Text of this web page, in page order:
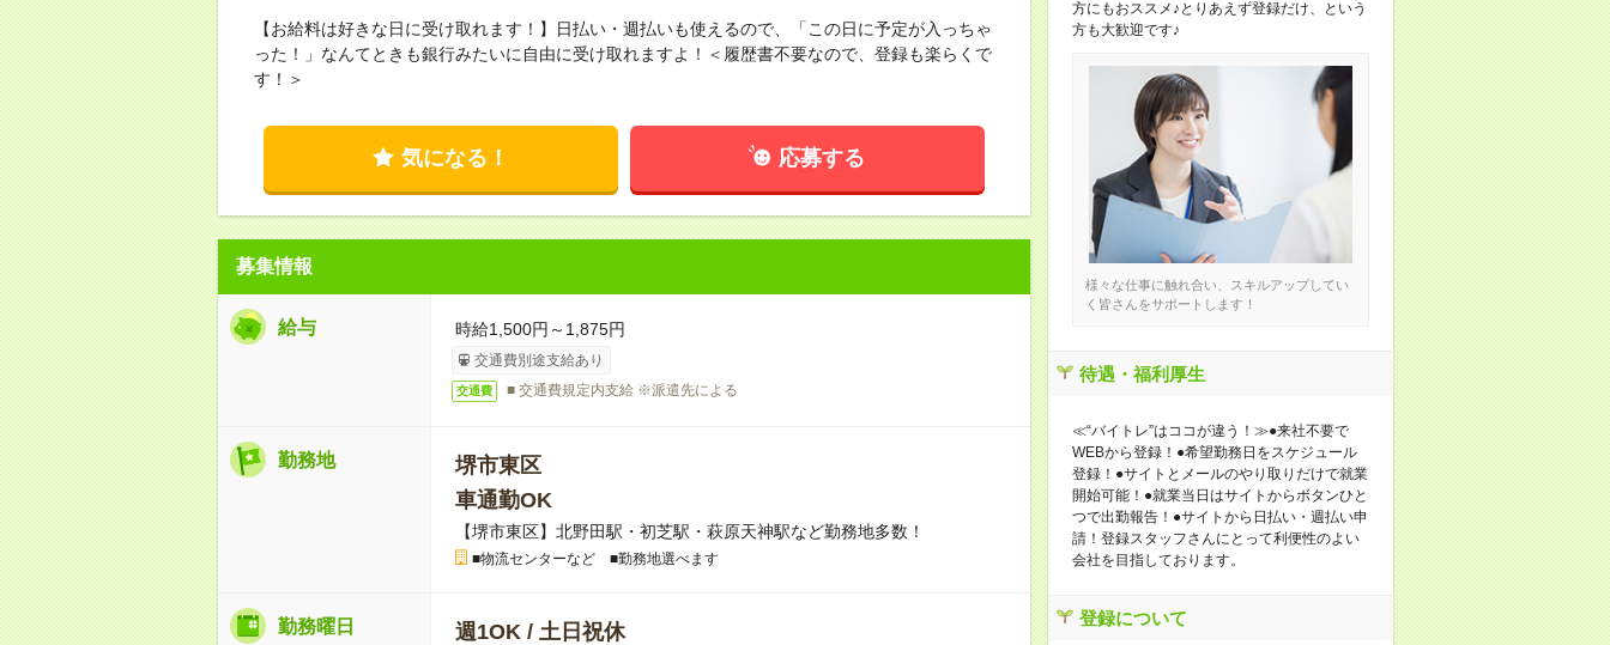
【お給料は好きな日に受け取れます！】日払い・週払いも使えるので、「この日に予定が入っちゃ
った！」なんてときも銀行みたいに自由に受け取れますよ！＜履歴書不要なので、登録も楽らくで
す！＞
気になる！ 応募する
募集情報
給与 時給1,500円～1,875円
交通費別途支給あり
交通費 ■ 交通費規定内支給 ※派遣先による
勤務地
堺市東区
車通勤OK
【堺市東区】北野田駅・初芝駅・萩原天神駅など勤務地多数！
■物流センターなど ■勤務地選べます
勤務曜日 週1OK / 土日祝休
方にもおススメ♪とりあえず登録だけ、という
方も大歓迎です♪
様々な仕事に触れ合い、スキルアップしてい
く皆さんをサポートします！
待遇・福利厚生
≪“バイトレ”はココが違う！≫●来社不要で
WEBから登録！●希望勤務日をスケジュール
登録！●サイトとメールのやり取りだけで就業
開始可能！●就業当日はサイトからボタンひと
つで出勤報告！●サイトから日払い・週払い申
請！登録スタッフさんにとって利便性のよい
会社を目指しております。
登録について